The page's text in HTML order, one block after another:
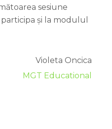
sesiune
și la modulul
Violeta Oncica
MGT Educational